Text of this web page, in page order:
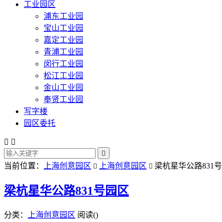
工业园区
浦东工业园
宝山工业园
嘉定工业园
青浦工业园
闵行工业园
松江工业园
金山工业园
奉贤工业园
写字楼
园区委托
 

当前位置： 上海创意园区  上海创意园区  梁杭星华公路831
梁杭星华公路831号园区
分类： 上海创意园区 阅读()